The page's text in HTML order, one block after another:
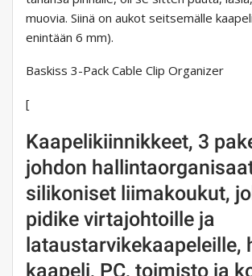
muovia. Siinä on aukot seitsemälle
enintään 6 mm).
Baskiss 3-Pack Cable Clip Organizer
[
Kaapelikiinnikkeet, 3
johdon
silikoniset liimakoukut,
pidike virtajohtoille ja
lataustarvikekaapeleille,
kaapeli, PC, toimisto ja